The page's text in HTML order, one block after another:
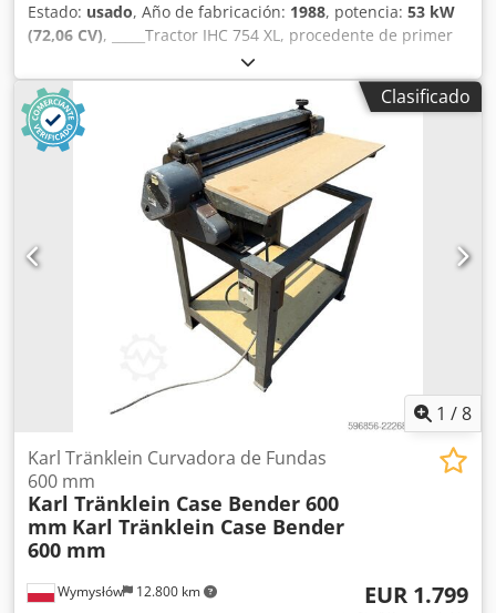
Estado: usado, Año de fabricación: 1988, potencia: 53 kW
(72,06 CV), _____Tractor IHC 754 XL, procedente de primer
propietario, en óptimas condiciones. Horas de
funcionamiento: aproximadamente 8600. Año de
fabricación: 1988. Elevador delantero. Toma de fuerza
delantera. Transmisión de 30 km/h. Precio: 24.500,00
euros, sin IVA. Ubicación: null. Djdpjzdmutefx Airock
Clasificado
1 /8
Wymysłów 12.800 km
Karl Tränklein Curvadora de Fundas
600 mm
Karl Tränklein Case Bender 600
mm Karl Tränklein Case Bender
600 mm
EUR 1.799